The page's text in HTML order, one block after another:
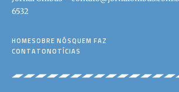
6532
HOMESOBRE NÓSQUEM FAZ
CONTATONOTÍCIAS